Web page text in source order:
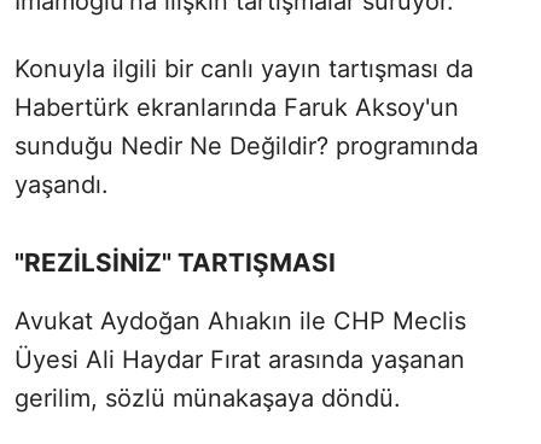
Konuyla ilgili bir canlı yayın tartışması da
Habertürk ekranlarında Faruk Aksoy'un
sunduğu Nedir Ne Değildir? programında
yaşandı.
"REZİLSİNİZ" TARTIŞMASI
Avukat Aydoğan Ahıakın ile CHP Meclis
Üyesi Ali Haydar Fırat arasında yaşanan
gerilim, sözlü münakaşaya döndü.